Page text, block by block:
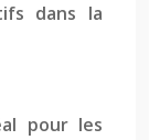
dans la
pour les